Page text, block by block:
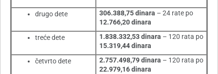
drugo dete 306.388,75 dinara – 24 rate po
12.766,20 dinara
treće dete
1.838.332,53 dinara – 120 rata po
15.319,44 dinara
četvrto dete
2.757.498,79 dinara – 120 rata po
22.979,16 dinara